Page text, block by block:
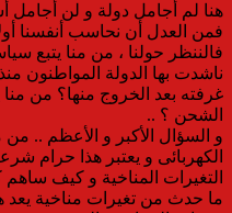
هنا لم أجامل دولة و لن
فمن العدل أن نحاسب أنفسنا
فالننظر حولنا ، من منا يتبع
ناشدت بها الدولة المواطنون
غرفته بعد الخروج منها؟ من
الشحن ؟ ..
و السؤال الأكبر و الأعظم .. من
الكهربائى و يعتبر هذا حرام
التغيرات المناخية و كيف
ما حدث من تغيرات مناخية يعد